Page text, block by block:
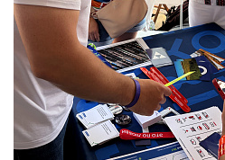
КАМПУСЫ
Щербинка
Владивосток